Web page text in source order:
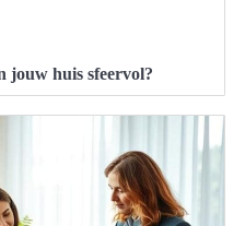
jouw huis sfeervol?